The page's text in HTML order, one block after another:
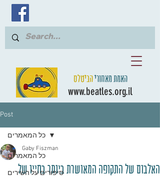
האמת מאחוריהביטלס
www.beatles.org.il
Post
כל המאמרים
סיפורים על השירים
כל המאמרים
האלבום של התקופה המאושרת ביותר בחייו של
Gaby Fiszman